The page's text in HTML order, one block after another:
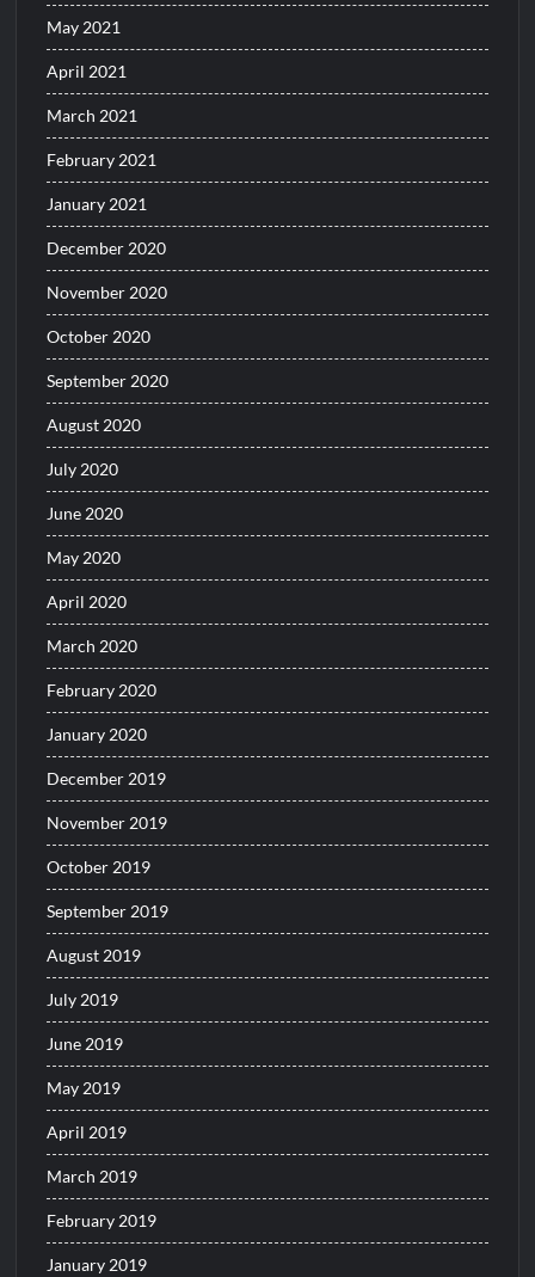
May 2021
April 2021
March 2021
February 2021
January 2021
December 2020
November 2020
October 2020
September 2020
August 2020
July 2020
June 2020
May 2020
April 2020
March 2020
February 2020
January 2020
December 2019
November 2019
October 2019
September 2019
August 2019
July 2019
June 2019
May 2019
April 2019
March 2019
February 2019
January 2019